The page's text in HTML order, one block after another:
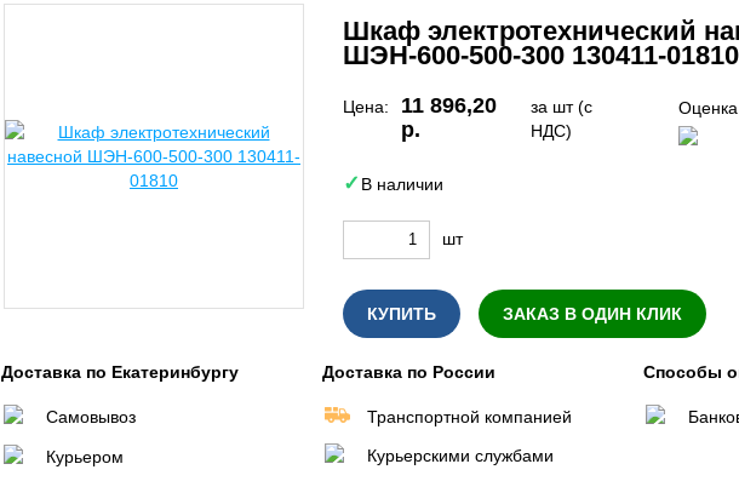
Шкаф электротехнический
ШЭН-600-500-300 130411-01810
Цена:
11 896,20
р.
за шт (с
НДС)
Оценка
В наличии
шт
КУПИТЬ ЗАКАЗ В ОДИН КЛИК
Доставка по Екатеринбургу
Самовывоз
Курьером
Доставка по России
Транспортной компанией
Курьерскими службами
Способы